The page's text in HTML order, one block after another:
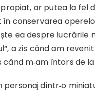
ar putea la fel
conservarea
ea despre lucrările
a zis când am
m‑am întors de
personaj dintr‑o